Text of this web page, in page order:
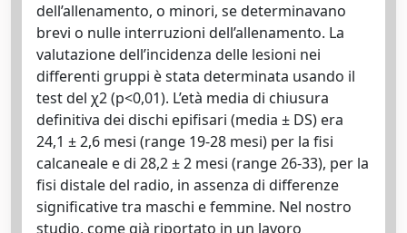
dell’allenamento, o minori, se determinavano
brevi o nulle interruzioni dell’allenamento. La
valutazione dell’incidenza delle lesioni nei
differenti gruppi è stata determinata usando il
test del χ2 (p<0,01). L’età media di chiusura
definitiva dei dischi epifisari (media ± DS) era
24,1 ± 2,6 mesi (range 19-28 mesi) per la fisi
calcaneale e di 28,2 ± 2 mesi (range 26-33), per la
fisi distale del radio, in assenza di differenze
significative tra maschi e femmine. Nel nostro
studio, come già riportato in un lavoro